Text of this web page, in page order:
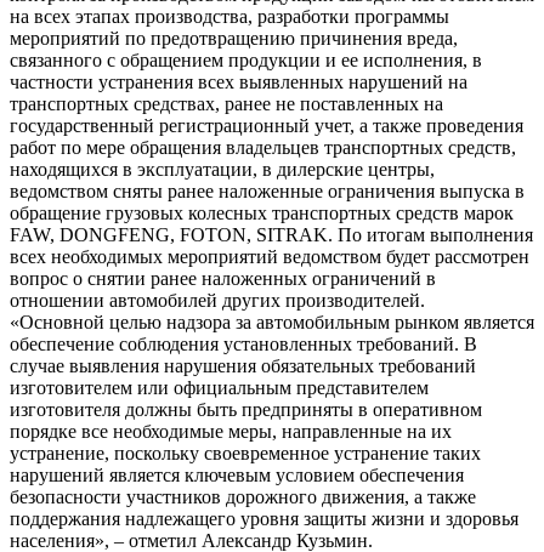
на всех этапах производства, разработки программы
мероприятий по предотвращению причинения вреда,
связанного с обращением продукции и ее исполнения, в
частности устранения всех выявленных нарушений на
транспортных средствах, ранее не поставленных на
государственный регистрационный учет, а также проведения
работ по мере обращения владельцев транспортных средств,
находящихся в эксплуатации, в дилерские центры,
ведомством сняты ранее наложенные ограничения выпуска в
обращение грузовых колесных транспортных средств марок
FAW, DONGFENG, FOTON, SITRAK. По итогам выполнения
всех необходимых мероприятий ведомством будет рассмотрен
вопрос о снятии ранее наложенных ограничений в
отношении автомобилей других производителей.
«Основной целью надзора за автомобильным рынком является
обеспечение соблюдения установленных требований. В
случае выявления нарушения обязательных требований
изготовителем или официальным представителем
изготовителя должны быть предприняты в оперативном
порядке все необходимые меры, направленные на их
устранение, поскольку своевременное устранение таких
нарушений является ключевым условием обеспечения
безопасности участников дорожного движения, а также
поддержания надлежащего уровня защиты жизни и здоровья
населения», – отметил Александр Кузьмин.